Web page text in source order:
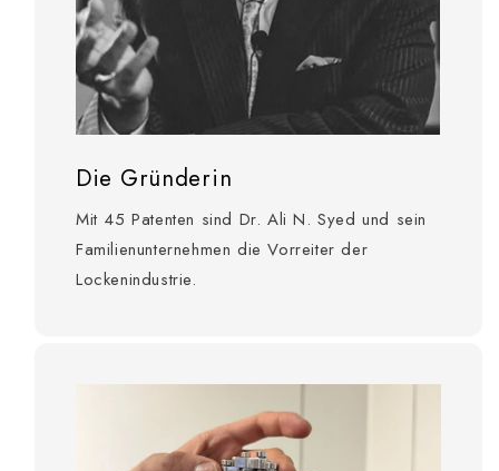
Die Gründerin
Mit 45 Patenten sind Dr. Ali N. Syed und sein
Familienunternehmen die Vorreiter der
Lockenindustrie.